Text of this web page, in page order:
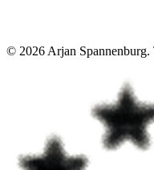
© 2026 Arjan Spannenburg.